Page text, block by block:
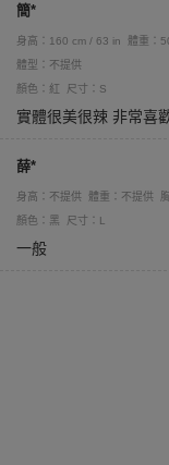
簡*
身高：160 cm / 63 in 體重：
體型：不提供
顏色：紅
尺寸：S
實體很美很辣 非常喜
薛*
身高：不提供 體重：不提供
顏色：黑
尺寸：L
一般